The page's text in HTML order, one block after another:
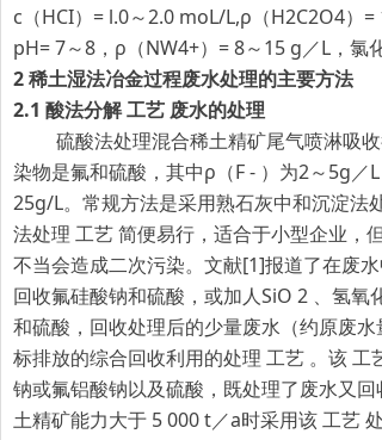
c（HCI）= l.0～2.0 moL/L,ρ（H2C2O4）
pH= 7～8，ρ（NW4+）= 8～15 g／L，氯化
2 稀土湿法冶金过程废水处理的主要方法
2.1 酸法分解 工艺 废水的处理
硫酸法处理混合稀土精矿尾气喷淋吸收
染物是氟和硫酸，其中ρ（F - ）为2～5g／
25g/L。常规方法是采用熟石灰中和沉淀法
法处理 工艺 简便易行，适合于小型企业，
不当会造成二次污染。文献[1]报道了在废
回收氟硅酸钠和硫酸，或加人SiO 2 、氢
和硫酸，回收处理后的少量废水（约原废
标排放的综合回收利用的处理 工艺 。该
钠或氟铝酸钠以及硫酸，既处理了废水又
土精矿能力大于 5 000 t／a时采用该 工艺